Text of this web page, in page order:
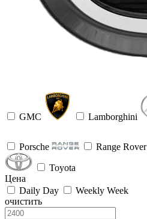
GMC Lamborghini
Porsche Range Rover
Toyota
Цена
Daily Day Weekly Week
очистить